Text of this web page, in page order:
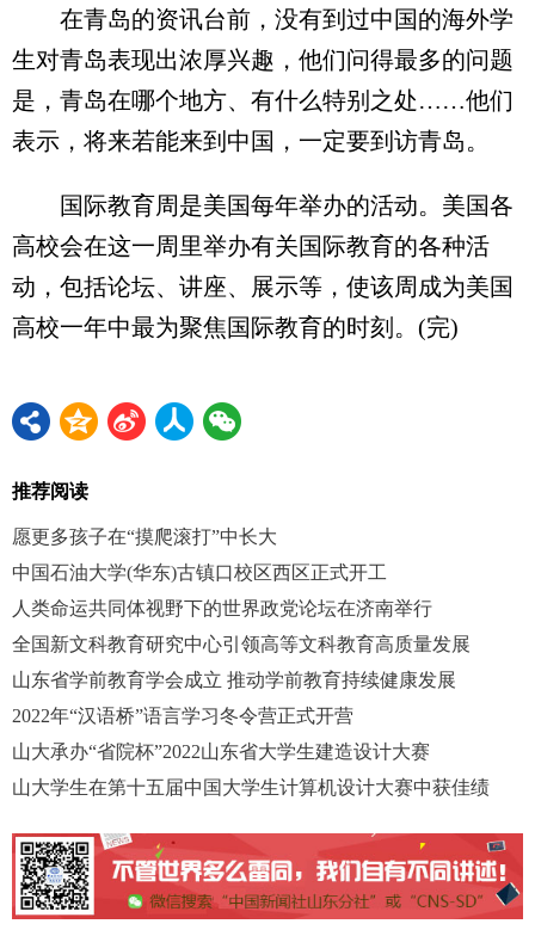
在青岛的资讯台前，没有到过中国的海外学
生对青岛表现出浓厚兴趣，他们问得最多的问题
是，青岛在哪个地方、有什么特别之处……他们
表示，将来若能来到中国，一定要到访青岛。
国际教育周是美国每年举办的活动。美国各
高校会在这一周里举办有关国际教育的各种活
动，包括论坛、讲座、展示等，使该周成为美国
高校一年中最为聚焦国际教育的时刻。(完)
推荐阅读
愿更多孩子在“摸爬滚打”中长大
中国石油大学(华东)古镇口校区西区正式开工
人类命运共同体视野下的世界政党论坛在济南举行
全国新文科教育研究中心引领高等文科教育高质量发展
山东省学前教育学会成立 推动学前教育持续健康发展
2022年“汉语桥”语言学习冬令营正式开营
山大承办“省院杯”2022山东省大学生建造设计大赛
山大学生在第十五届中国大学生计算机设计大赛中获佳绩